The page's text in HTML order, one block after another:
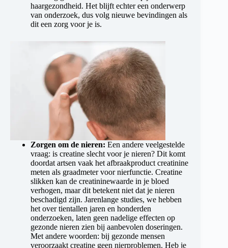
haargezondheid. Het blijft echter een onderwerp
van onderzoek, dus volg nieuwe bevindingen als
dit een zorg voor je is.
Zorgen om de nieren: Een andere veelgestelde
vraag: is creatine slecht voor je nieren? Dit komt
doordat artsen vaak het afbraakproduct creatinine
meten als graadmeter voor nierfunctie. Creatine
slikken kan de creatininewaarde in je bloed
verhogen, maar dit betekent niet dat je nieren
beschadigd zijn. Jarenlange studies, we hebben
het over tientallen jaren en honderden
onderzoeken, laten geen nadelige effecten op
gezonde nieren zien bij aanbevolen doseringen.
Met andere woorden: bij gezonde mensen
veroorzaakt creatine geen nierproblemen. Heb je